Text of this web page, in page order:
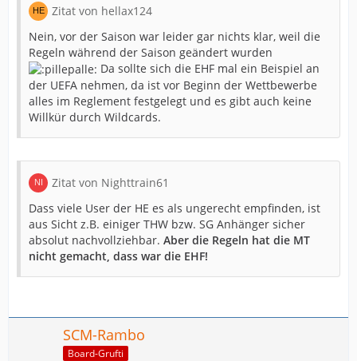
Das Ergebnis ist nun da. Es ist ein sehr schöner
Nebeneffekt das wir nun durch unseren ersten
Titelgewinn in der CL spielen dürfen. Eine tolle Sache.
Aber eben ein Nebeneffekt durch die Änderungen der
EHF während der Saison. Und soweit ich weiß, haben an
dieser neuen Regelungen alle beteiligen Mannschaften
teilgenommen und zugestimmt.
Der aktuelle Fakt: Die MT spielt in der Saison 26/27 das
erste Mal in der Champions League (GEIL!!!!). Fakt ist
auch, wir sind der amtierende Champion in der
European League. Champions!
Uns ist auch bewusst, dass wir über die Liga die CL
nicht erreicht haben, aber hat dies Flensburg und Kiel?
Nein.
Wenn man dann von offizieller Seite (Wiederer) aus den
nicht gerade so toll, dann kommen eben die Beißreflexe
Zitat von hellax124
Nein, vor der Saison war leider gar nichts klar, weil die
Regeln während der Saison geändert wurden
Da sollte sich die EHF mal ein Beispiel an
der UEFA nehmen, da ist vor Beginn der Wettbewerbe
alles im Reglement festgelegt und es gibt auch keine
Willkür durch Wildcards.
Zitat von Nighttrain61
Dass viele User der HE es als ungerecht empfinden, ist
aus Sicht z.B. einiger THW bzw. SG Anhänger sicher
absolut nachvollziehbar. Aber die Regeln hat die MT
nicht gemacht, dass war die EHF!
SCM-Rambo
Board-Grufti